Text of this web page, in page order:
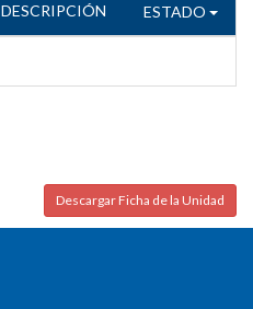
DESCRIPCIÓN ESTADO
Descargar Ficha de la Unidad